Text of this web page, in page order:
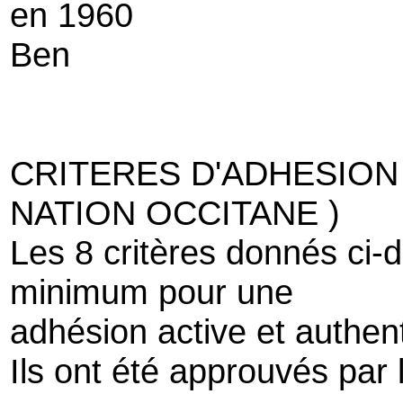
en 1960
Ben
CRITERES
NATION OCCITANE )
Les 8 critères donnés ci-
minimum pour une
adhésion active et
Ils ont été approuvés par